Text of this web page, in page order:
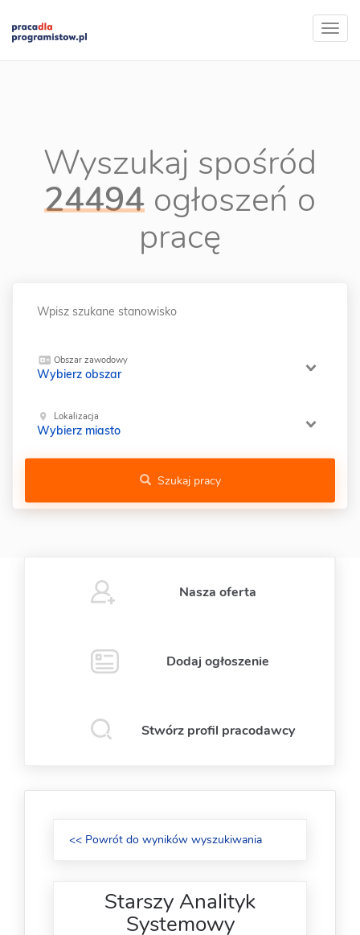
Wyszukaj spośród
24494 ogłoszeń o
pracę
Obszar zawodowy
Wybierz obszar
Lokalizacja
Wybierz miasto
Szukaj pracy
Nasza oferta
Dodaj ogłoszenie
Stwórz profil pracodawcy
<< Powrót do wyników wyszukiwania
Starszy Analityk
Systemowy